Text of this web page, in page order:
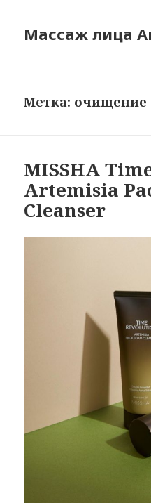
Массаж лица
Метка: очищение
MISSHA
Artemisia
Cleanser